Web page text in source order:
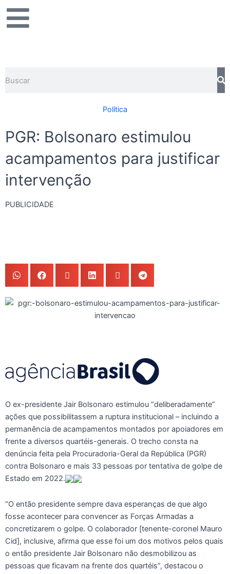
para
Política
PGR: Bolsonaro estimulou
acampamentos para justificar
intervenção
PUBLICIDADE
O ex-presidente Jair Bolsonaro estimulou “deliberadamente”
ações que possibilitassem a ruptura institucional – incluindo a
permanência de acampamentos montados por apoiadores em
frente a diversos quartéis-generais. O trecho consta na
denúncia feita pela Procuradoria-Geral da República (PGR)
contra Bolsonaro e mais 33 pessoas por tentativa de golpe de
Estado em 2022.
“O então presidente sempre dava esperanças de que algo
fosse acontecer para convencer as Forças Armadas a
concretizarem o golpe. O colaborador [tenente-coronel Mauro
Cid], inclusive, afirma que esse foi um dos motivos pelos quais
o então presidente Jair Bolsonaro não desmobilizou as
pessoas que ficavam na frente dos quartéis”, destacou o